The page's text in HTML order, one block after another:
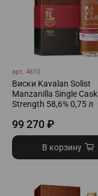
арт.4610
Виски Kavalan Solist
Manzanilla Single Cask
Strength 58,6% 0,75 л
99 270 ₽
В корзину